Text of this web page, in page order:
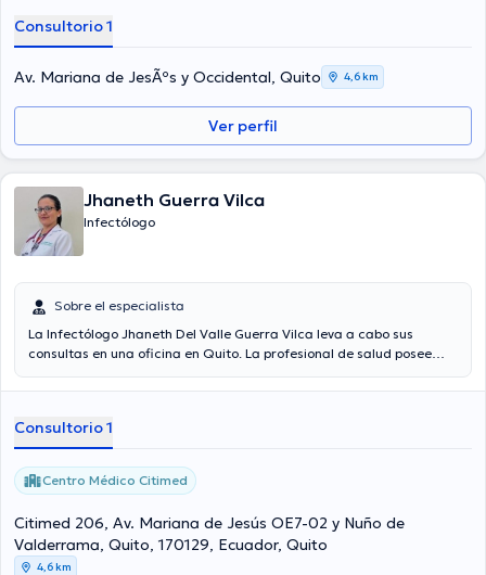
Consultorio 1
Av. Mariana de JesÃºs y Occidental, Quito 4,6 km
Ver perfil
Jhaneth Guerra Vilca
Infectólogo
Sobre el especialista
La Infectólogo Jhaneth Del Valle Guerra Vilca leva a cabo sus
consultas en una oficina en Quito. La profesional de salud posee
tiene varios años de experiencia en su área de especialidad. La
Incluso, ella se ha desempeñado como miembro de diversas
asociaciones médicas. Jhaneth Del Valle Guerra Vilca ha
participado en innumerables conferencias con miras a tener una
formación continua en su disciplina de especialización y ha
Español.
Consultorio 1
Centro Médico Citimed
Citimed 206, Av. Mariana de Jesús OE7-02 y Nuño de
Valderrama, Quito, 170129, Ecuador, Quito
4,6 km